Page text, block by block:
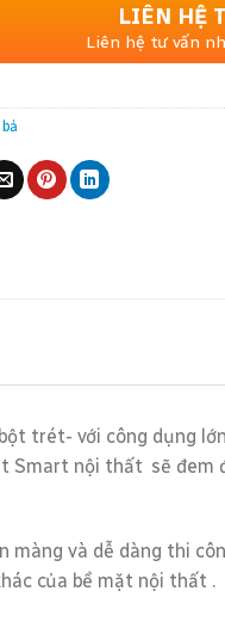
LIÊN HỆ
Liên hệ tư vấn
trét- với công dụng
Smart nội thất sẽ đem
và dễ dàng thi
của bề mặt nội thất .